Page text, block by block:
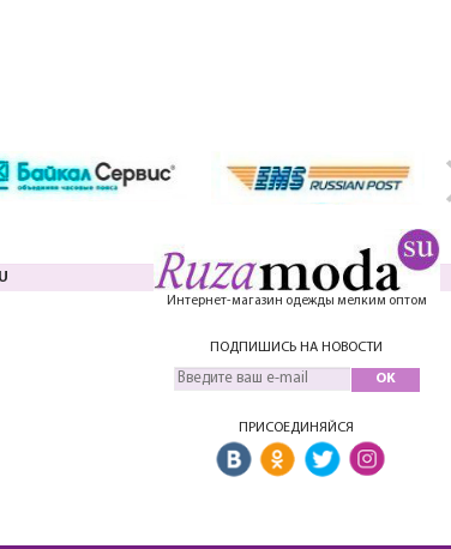
Интернет-магазин одежды мелким оптом
ПОДПИШИСЬ НА НОВОСТИ
OK
ПРИСОЕДИНЯЙСЯ